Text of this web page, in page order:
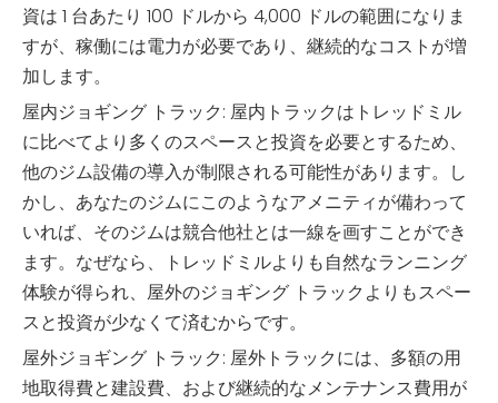
資は 1 台あたり 100 ドルから 4,000 ドルの範囲になりま
すが、稼働には電力が必要であり、継続的なコストが増
加します。
屋内ジョギング トラック: 屋内トラックはトレッドミル
に比べてより多くのスペースと投資を必要とするため、
他のジム設備の導入が制限される可能性があります。し
かし、あなたのジムにこのようなアメニティが備わって
いれば、そのジムは競合他社とは一線を画すことができ
ます。なぜなら、トレッドミルよりも自然なランニング
体験が得られ、屋外のジョギング トラックよりもスペー
スと投資が少なくて済むからです。
屋外ジョギング トラック: 屋外トラックには、多額の用
地取得費と建設費、および継続的なメンテナンス費用が